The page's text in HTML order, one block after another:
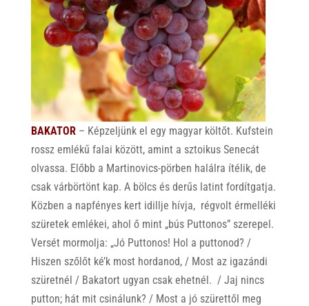
BAKATOR– Képzeljünk el egy magyar költőt. Kufstein
rossz emlékű falai között, amint a sztoikus Senecát
olvassa. Előbb a Martinovics-pörben halálra ítélik, de
csak várbörtönt kap. A bölcs és derűs latint fordítgatja.
Közben a napfényes kert idillje hívja, régvolt érmelléki
szüretek emlékei, ahol ő mint „bús Puttonos” szerepel.
Versét mormolja: „Jó Puttonos! Hol a puttonod? /
Hiszen szőlőt ké’k most hordanod, / Most az igazándi
szüretnél / Bakatort ugyan csak ehetnél. / Jaj nincs
putton; hát mit csinálunk? / Most a jó szürettől meg